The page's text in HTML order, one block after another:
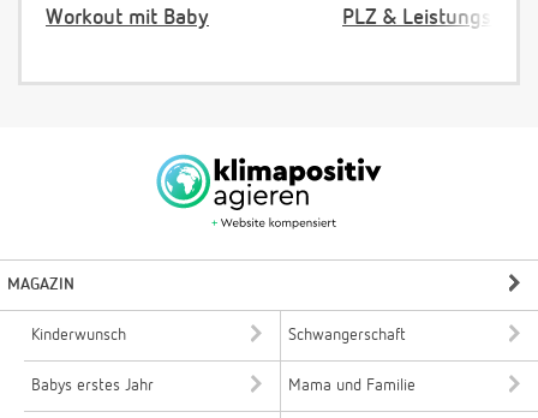
Workout mit Baby
PLZ &
MAGAZIN
Kinderwunsch Schwangerschaft
Babys erstes Jahr Mama und Familie